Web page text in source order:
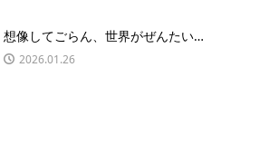
想像してごらん、世界がぜんたい…
2026.01.26